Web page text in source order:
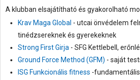
A klubban elsajátítható és gyakorolható
Krav Maga Global - utcai önvédelem
tinédzsereknek és gyerekeknek
Strong First Girja - SFG Kettlebell,
Ground Force Method (GFM) - saját
ISG Funkcionális fitness -